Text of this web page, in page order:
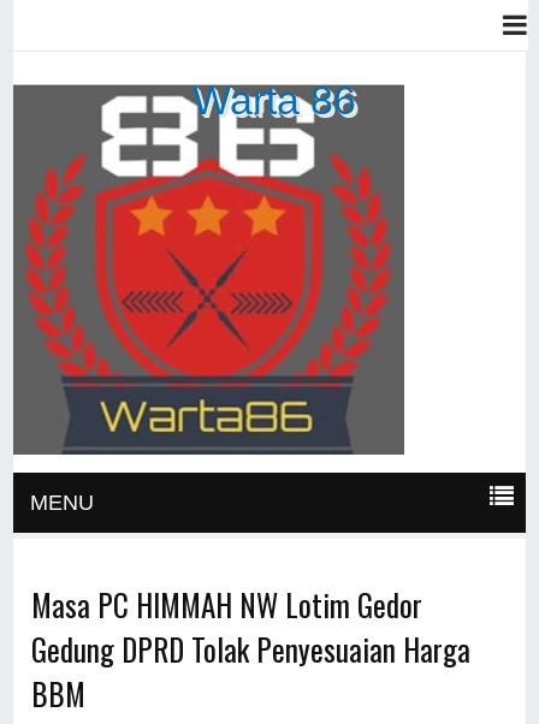
Warta 86
MENU
Masa PC HIMMAH NW Lotim Gedor
Gedung DPRD Tolak Penyesuaian Harga
BBM